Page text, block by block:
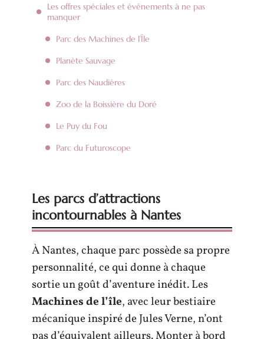
Les offres spéciales et événements à ne pas
manquer
Parc des Machines de l’Île
Planète Sauvage
Parc des Naudières
Zoo de la Boissière du Doré
Le Puy du Fou
Parc du Futuroscope
Les parcs d’attractions
incontournables à Nantes
À Nantes, chaque parc possède sa propre
personnalité, ce qui donne à chaque
sortie un goût d’aventure inédit. Les
Machines de l’île, avec leur bestiaire
mécanique inspiré de Jules Verne, n’ont